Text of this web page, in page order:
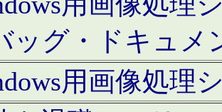
ッグ・ドキュメ
用画像処理